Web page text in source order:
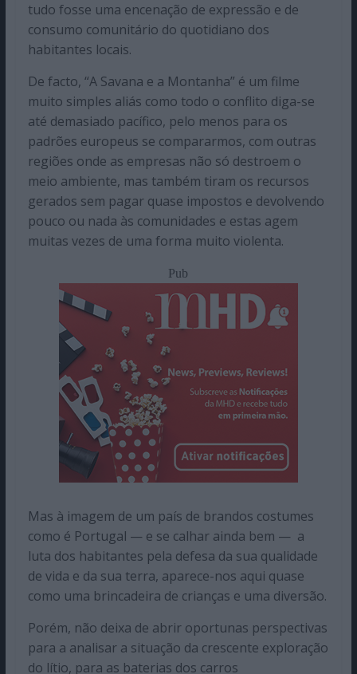
tudo fosse uma encenação de expressão e de
consumo comunitário do quotidiano dos
habitantes locais.
De facto, “A Savana e a Montanha” é um filme
muito simples aliás como todo o conflito diga-se
até demasiado pacífico, pelo menos para os
padrões europeus se compararmos, com outras
regiões onde as empresas não só destroem o
meio ambiente, mas também tiram os recursos
gerados sem pagar quase impostos e devolvendo
pouco ou nada às comunidades e estas agem
muitas vezes de uma forma muito violenta.
Pub
Mas à imagem de um país de brandos costumes
como é Portugal — e se calhar ainda bem — a
luta dos habitantes pela defesa da sua qualidade
de vida e da sua terra, aparece-nos aqui quase
como uma brincadeira de crianças e uma diversão.
Porém, não deixa de abrir oportunas perspectivas
para a analisar a situação da crescente exploração
do lítio, para as baterias dos carros